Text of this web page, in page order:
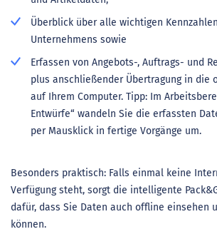
Überblick über alle wichtigen
Unternehmens sowie
Erfassen von Angebots-, Auftrags- und
plus anschließender Übertragung in die
auf Ihrem Computer. Tipp: Im
Entwürfe“ wandeln Sie die erfassten
per Mausklick in fertige Vorgänge um.
Besonders praktisch: Falls einmal keine
Verfügung steht, sorgt die intelligente
dafür, dass Sie Daten auch offline einsehen
können.